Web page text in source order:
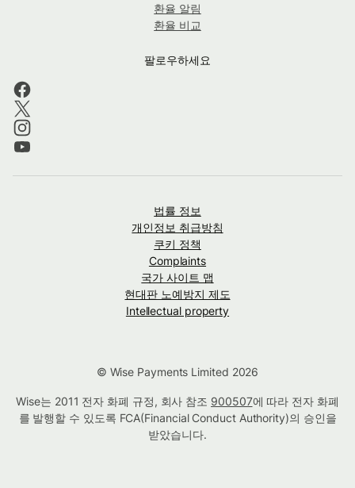
환율 알림
환율 비교
팔로우하세요
법률 정보
개인정보 취급방침
쿠키 정책
Complaints
국가 사이트 맵
현대판 노예방지 제도
Intellectual property
© Wise Payments Limited 2026
Wise는 2011 전자 화폐 규정, 회사 참조 900507에 따라 전자 화폐
를 발행할 수 있도록 FCA(Financial Conduct Authority)의 승인을
받았습니다.